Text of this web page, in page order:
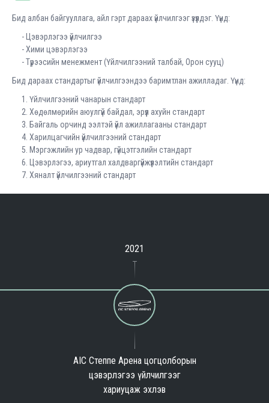
Бид албан байгууллага, айл гэрт дараах үйлчилгээг үзүүлдэг. Үүнд:
- Цэвэрлэгээ үйлчилгээ
- Хими цэвэрлэгээ
- Түрээсийн менежмент (Үйлчилгээний талбай, Орон сууц)
Бид дараах стандартыг үйлчилгээндээ баримтлан ажилладаг. Үүнд:
1. Үйлчилгээний чанарын стандарт
2. Хөдөлмөрийн аюулгүй байдал, эрүүл ахуйн стандарт
3. Байгаль орчинд ээлтэй үйл ажиллагааны стандарт
4. Харилцагчийн үйлчилгээний стандарт
5. Мэргэжлийн ур чадвар, гүйцэтгэлийн стандарт
6. Цэвэрлэгээ, ариутгал халдваргүйжүүлэлтийн стандарт
7. Хяналт үйлчилгээний стандарт
2021
AIC Степпе Арена цогцолборын
цэвэрлэгээ үйлчилгээг
хариуцаж эхлэв